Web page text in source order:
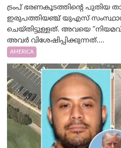
ട്രംപ് ഭരണകൂടത്തിന്റെ പുതിയ
ഇരുപത്തിയഞ്ച് യുഎസ്
ചെയ്തിട്ടുള്ളത്. അവയെ
അവര്‍ വിശേഷിപ്പിക്കുന്നത്....
AMERICA